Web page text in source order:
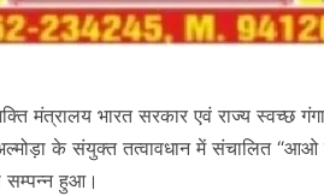
मंत्रालय भारत सरकार एवं राज्य स्वच्छ
अल्मोड़ा के संयुक्त तत्वावधान में संचालित
सम्पन्न हुआ।